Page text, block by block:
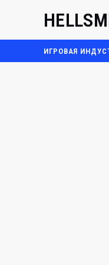
ИГРОВАЯ